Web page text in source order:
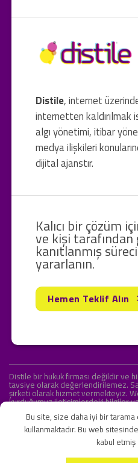
Distile, internet
internetten kaldırılmak
algı yönetimi, itibar
medya ilişkileri
dijital ajanstır.
Kalıcı bir çözüm
ve kişi tarafından
kanıtlanmış
yararlanın.
Hemen Teklif Alın
Distile bir hukuk firması değildir ve
tavsiye olarak değerlendirilemez.
şirketi olarak hizmet vermekteyiz.
kurduğumuz iletişimlerdeki bilgiler
KVKK ve Gizlilik
Bu site, size daha iyi bir
kullanmaktadır. Bu web
kabul